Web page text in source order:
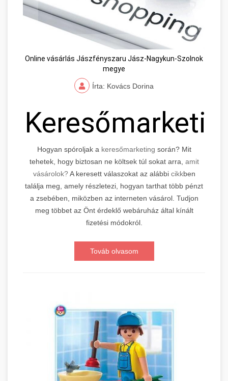
Online vásárlás Jászfényszaru Jász-Nagykun-Szolnok
megye
Írta: Kovács Dorina
Hogyan spóroljak a keresőmarketing során? Mit
tehetek, hogy biztosan ne költsek túl sokat arra, amit
vásárolok?A keresett válaszokat az alábbi cikkben
találja meg, amely részletezi, hogyan tarthat több pénzt
a zsebében, miközben az interneten vásárol. Tudjon
meg többet az Önt érdeklő webáruház által kínált
fizetési módokról.
Továb olvasom